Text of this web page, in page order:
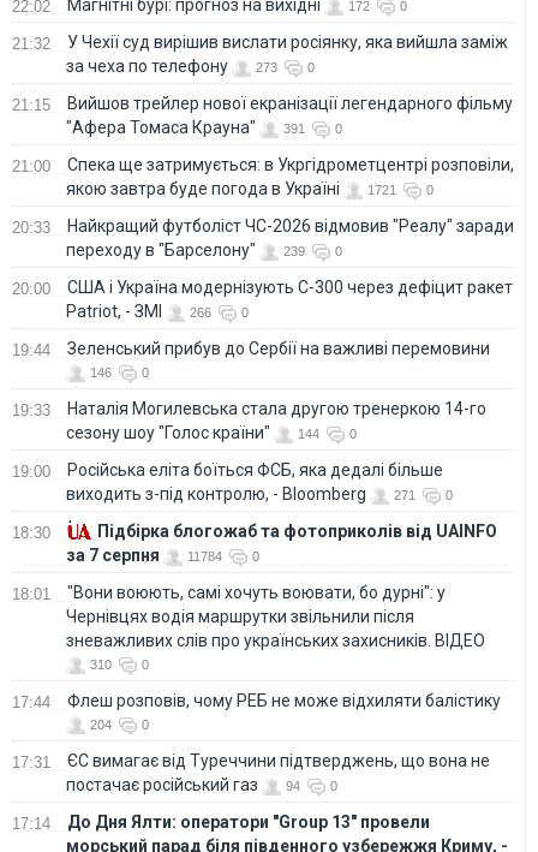
22:02 Магнітні бурі: прогноз на вихідні 172 0
21:32
У Чехії суд вирішив вислати росіянку, яка вийшла заміж
за чеха по телефону
273 0
21:15
Вийшов трейлер нової екранізації легендарного фільму
"Афера Томаса Крауна"
391 0
21:00
Спека ще затримується: в Укргідрометцентрі розповіли,
якою завтра буде погода в Україні
1721 0
20:33
Найкращий футболіст ЧС-2026 відмовив "Реалу" заради
переходу в "Барселону"
239 0
20:00
США і Україна модернізують С-300 через дефіцит ракет
Patriot, - ЗМІ
266 0
19:44 Зеленський прибув до Сербії на важливі перемовини
146 0
19:33
Наталія Могилевська стала другою тренеркою 14-го
сезону шоу "Голос країни"
144 0
19:00
Російська еліта боїться ФСБ, яка дедалі більше
виходить з-під контролю, - Bloomberg
271 0
18:30
Підбірка блогожаб та фотоприколів від UAINFO
за 7 серпня
11784 0
18:01
"Вони воюють, самі хочуть воювати, бо дурні": у
Чернівцях водія маршрутки звільнили після
зневажливих слів про українських захисників. ВІДЕО
310 0
17:44 Флеш розповів, чому РЕБ не може відхиляти балістику
204 0
17:31
ЄС вимагає від Туреччини підтверджень, що вона не
постачає російський газ
94 0
17:14
До Дня Ялти: оператори "Group 13" провели
морський парад біля південного узбережжя Криму, -